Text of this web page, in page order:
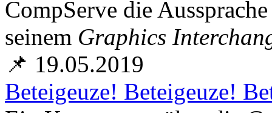
CompServe die
seinem Graphics
📌 19.05.2019
Beteigeuze! Beteigeuze!